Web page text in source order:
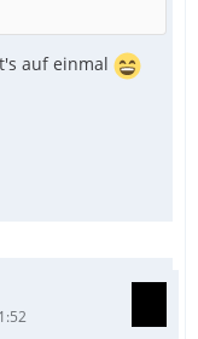
auf einmal